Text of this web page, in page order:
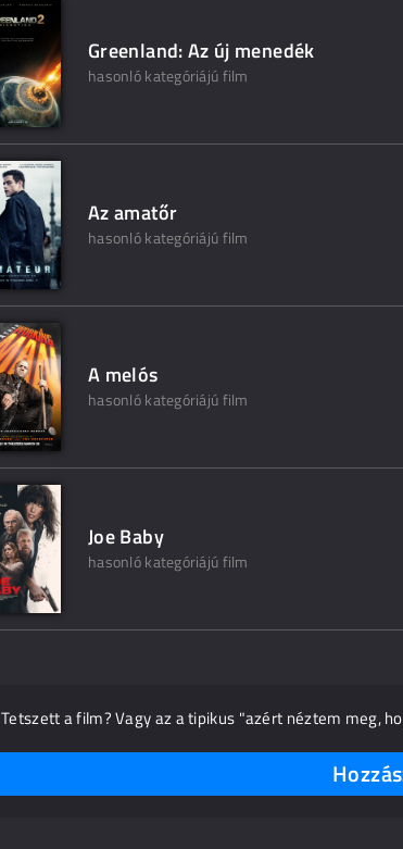
Greenland: Az új menedék
hasonló kategóriájú film
Az amatőr
hasonló kategóriájú film
A melós
hasonló kategóriájú film
Joe Baby
hasonló kategóriájú film
Tetszett a film? Vagy az a tipikus "azért néztem meg,